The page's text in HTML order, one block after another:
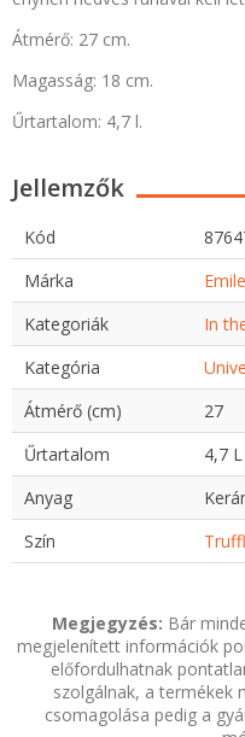
Átmérő: 27 cm.
Magasság: 18 cm.
Űrtartalom: 4,7 l.
Jellemzők
Kód
Márka
Kategoriák
In
Kategória
Átmérő (cm)
27
Űrtartalom
4,7 L
Anyag
Szín
Megjegyzés: Bár
megjelenített információk
előfordulhatnak
szolgálnak, a termékek
csomagolása pedig a